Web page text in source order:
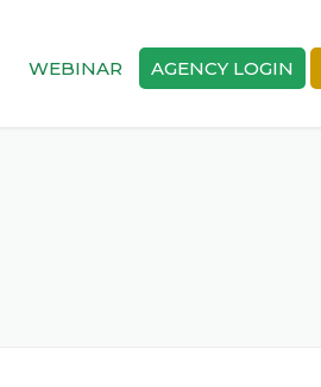
WEBINAR AGENCY LOGIN